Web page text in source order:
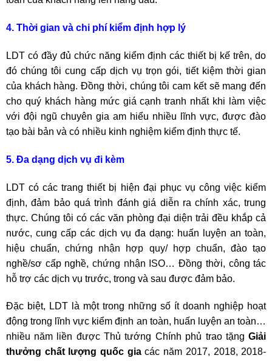
4. Thời gian và chi phí kiểm định hợp lý
LDT có đầy đủ chức năng kiểm định các thiết bị kế trên, do
đó chúng tôi cung cấp dịch vụ trọn gói, tiết kiệm thời gian
của khách hàng. Đồng thời, chúng tôi cam kết sẽ mang đến
cho quý khách hàng mức giá cạnh tranh nhất khi làm việc
với đội ngũ chuyên gia am hiểu nhiều lĩnh vực, được đào
tạo bài bản và có nhiều kinh nghiệm kiểm định thực tế.
5. Đa dạng dịch vụ đi kèm
LDT có các trang thiết bị hiện đại phục vụ công việc kiểm
định, đảm bảo quá trình đánh giá diễn ra chính xác, trung
thực. Chúng tôi có các văn phòng đại diện trải đều khắp cả
nước, cung cấp các dịch vụ đa dạng: huấn luyện an toàn,
hiệu chuẩn,chứng nhận hợp quy/ hợp chuẩn, đào tạo
nghề/sơ cấp nghề, chứng nhận ISO… Đồng thời, công tác
hỗ trợ các dịch vụ trước, trong và sau được đảm bảo.
Đặc biệt, LDT là một trong những số ít doanh nghiệp hoạt
động trong lĩnh vực kiểm định an toàn, huấn luyện an toàn…
nhiều năm liền được Thủ tướng Chính phủ trao tặngGiải
thưởng chất lượng quốc giacác năm 2017, 2018, 2018-